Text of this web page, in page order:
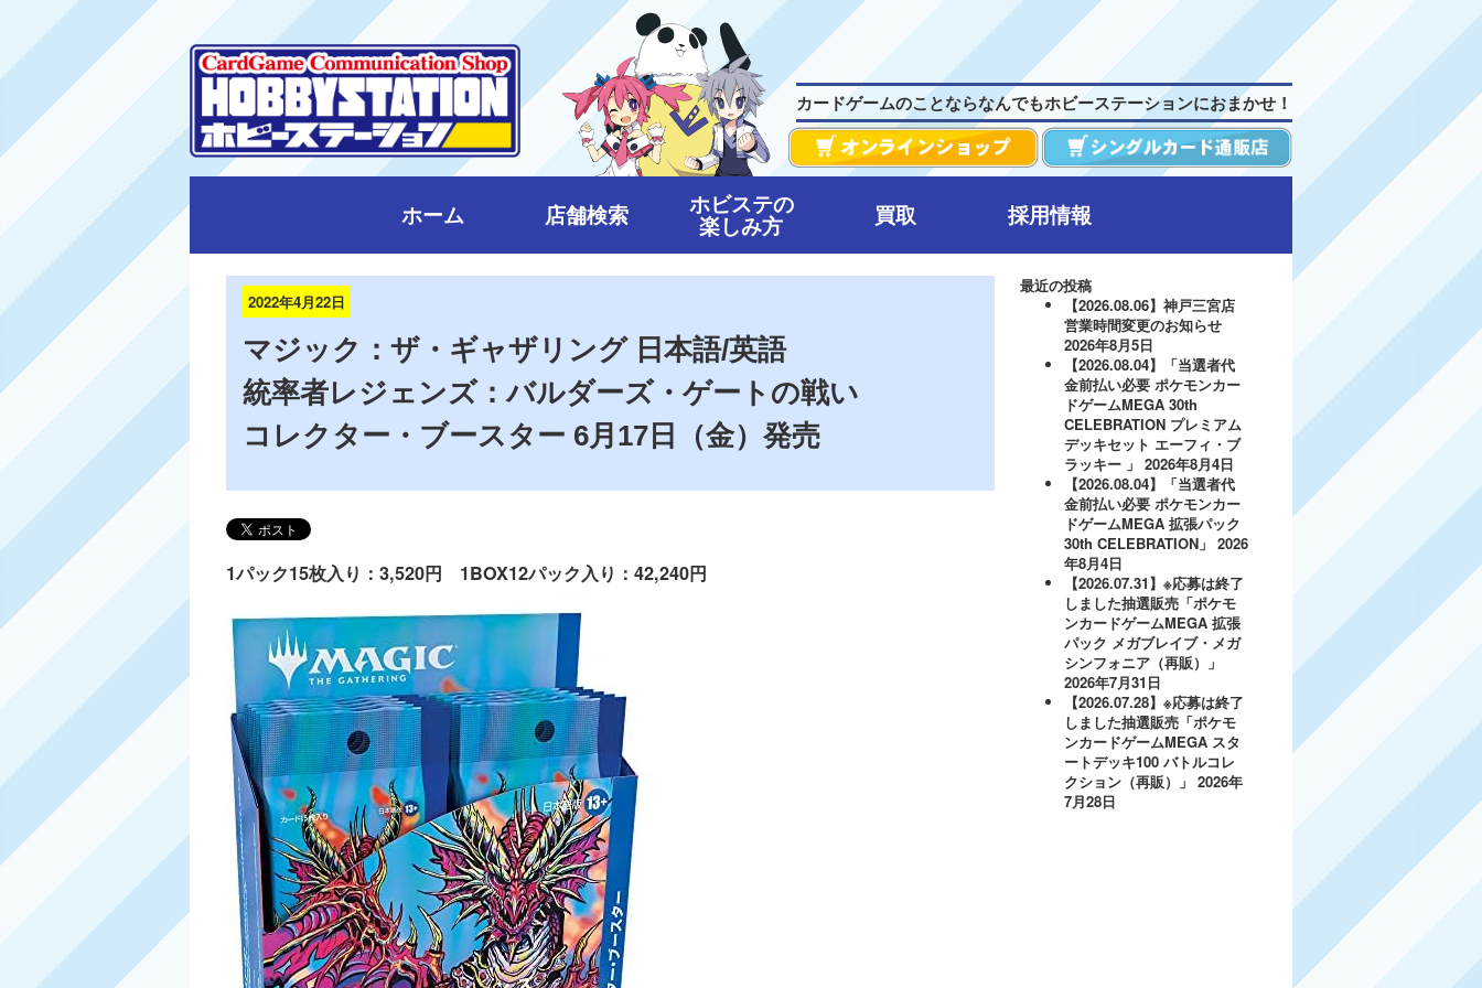
カードゲームのことならなんでもホビーステーションにおまかせ！
ホーム 店舗検索 ホビステの
楽しみ方 買取 採用情報
2022年4月22日
マジック：ザ・ギャザリング 日本語/英語
統率者レジェンズ：バルダーズ・ゲートの戦い
コレクター・ブースター 6月17日（金）発売
1パック15枚入り：3,520円 1BOX12パック入り：42,240円
最近の投稿
【2026.08.06】神戸三宮店
営業時間変更のお知らせ
2026年8月5日
【2026.08.04】「当選者代
金前払い必要 ポケモンカー
ドゲームMEGA 30th
CELEBRATION プレミアム
デッキセット エーフィ・ブ
ラッキー 」 2026年8月4日
【2026.08.04】「当選者代
金前払い必要 ポケモンカー
ドゲームMEGA 拡張パック
30th CELEBRATION」 2026
年8月4日
【2026.07.31】※応募は終了
しました抽選販売「ポケモ
ンカードゲームMEGA 拡張
パック メガブレイブ・メガ
シンフォニア（再販）」
2026年7月31日
【2026.07.28】※応募は終了
しました抽選販売「ポケモ
ンカードゲームMEGA スタ
ートデッキ100 バトルコレ
クション（再販）」 2026年
7月28日